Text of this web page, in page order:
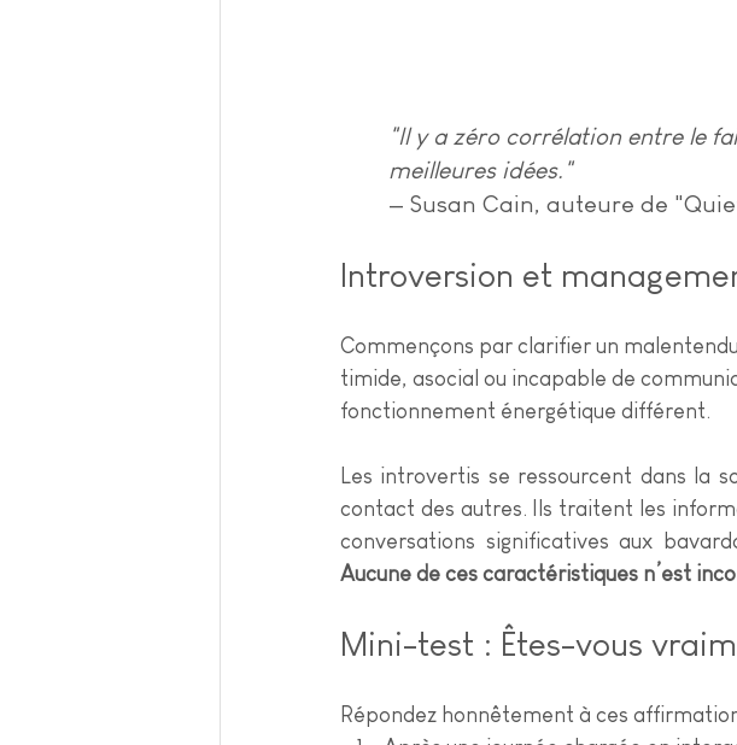
"Il y a zéro corrélation entre le
meilleures idées."
— Susan Cain, auteure de
Introversion et
Commençons par clarifier un
timide, asocial ou incapable de
fonctionnement énergétique différent.
Les introvertis se ressourcent dans la
contact des autres. Ils traitent les
Aucune de ces caractéristiques n’est
Mini-test : Êtes-vous
Répondez honnêtement à ces